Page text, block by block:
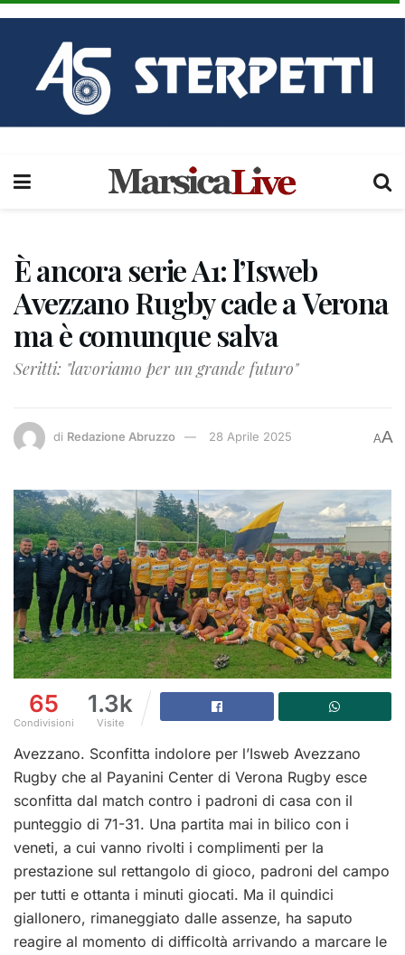
È ancora serie A1: l’Isweb
Avezzano Rugby cade a Verona
ma è comunque salva
Seritti: "lavoriamo per un grande futuro"
di Redazione Abruzzo 28 Aprile 2025 AA
65
Condivisioni
1.3k
Visite
Avezzano. Sconfitta indolore per l’Isweb Avezzano
Rugby che al Payanini Center di Verona Rugby esce
sconfitta dal match contro i padroni di casa con il
punteggio di 71-31. Una partita mai in bilico con i
veneti, a cui vanno rivolti i complimenti per la
prestazione sul rettangolo di gioco, padroni del campo
per tutti e ottanta i minuti giocati. Ma il quindici
giallonero, rimaneggiato dalle assenze, ha saputo
reagire al momento di difficoltà arrivando a marcare le